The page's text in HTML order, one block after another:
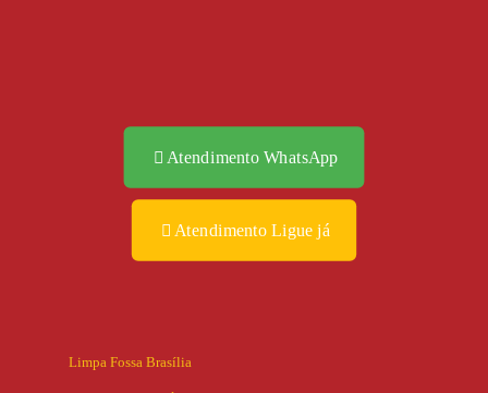
Atendimento WhatsApp
Atendimento Ligue já
Limpa Fossa Brasília